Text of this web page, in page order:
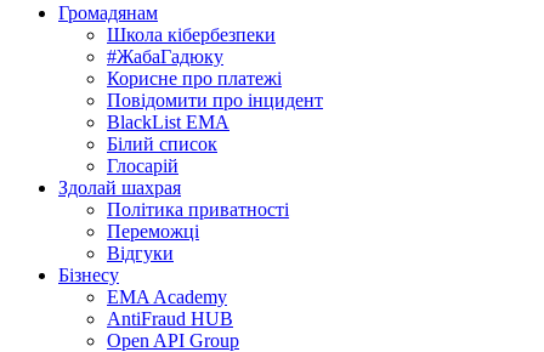
Громадянам
Школа кібербезпеки
#ЖабаГадюку
Корисне про платежі
Повідомити про інцидент
BlackList EMA
Білий список
Глосарій
Здолай шахрая
Політика приватності
Переможцi
Відгуки
Бізнесу
EMA Academy
AntiFraud HUB
Open API Group